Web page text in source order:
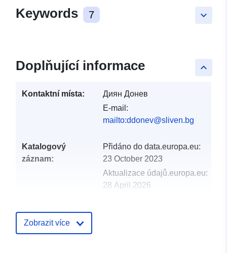
keyboard_arrow_down
Keywords 7
keyboard_arrow_up
Doplňující informace
Kontaktní místa:
Диян Донев
E-mail:
mailto:ddonev@sliven.bg
Katalogový
záznam:
Přidáno do data.europa.eu:
23 October 2023
Aktualizace údajů.europa.eu:
28 April 2026
uriRef:
Zobrazit více